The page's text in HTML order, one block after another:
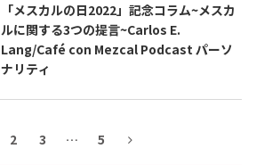
「メスカルの日2022」記念コラム~メスカ
ルに関する3つの提言~Carlos E.
Lang/Café con Mezcal Podcast パーソ
ナリティ
2 3 … 5